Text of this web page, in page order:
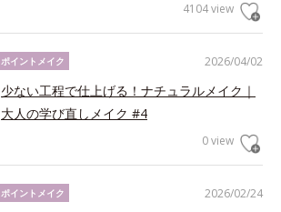
4104 view
2026/04/02
ポイントメイク
少ない工程で仕上げる！ナチュラルメイク｜
大人の学び直しメイク #4
0 view
2026/02/24
ポイントメイク